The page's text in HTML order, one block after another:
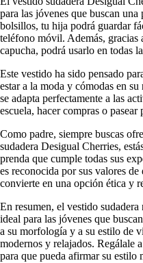
para las jóvenes que buscan
bolsillos, tu hija podrá guardar
teléfono móvil. Además, gracias
capucha, podrá usarlo en todas
Este vestido ha sido pensado
estar a la moda y cómodas en
se adapta perfectamente a las
escuela, hacer compras o pasear
Como padre, siempre buscas
sudadera Desigual Cherries,
prenda que cumple todas sus
es reconocida por sus valores
convierte en una opción ética y
En resumen, el vestido
ideal para las jóvenes que
a su morfología y a su estilo de
modernos y relajados. Regálale
para que pueda afirmar su estilo